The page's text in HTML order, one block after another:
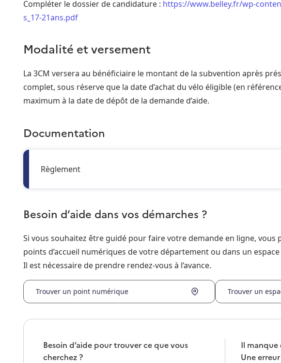
Compléter le dossier de candidature : https://www.belley.fr/wp-
s_17-21ans.pdf
Modalité et versement
La 3CM versera au bénéficiaire le montant de la subvention après
complet, sous réserve que la date d’achat du vélo éligible (en
maximum à la date de dépôt de la demande d’aide.
Documentation
Règlement
Besoin d’aide dans vos démarches ?
Si vous souhaitez être guidé pour faire votre demande en ligne, vous
points d’accueil numériques de votre département ou dans un espace
Il est nécessaire de prendre rendez-vous à l’avance.
Trouver un point numérique Trouver un
Besoin d’aide pour trouver ce que vous
cherchez ?
Il manque
Une erreur